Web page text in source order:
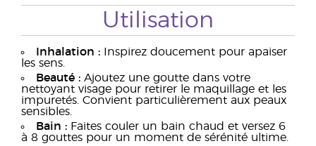
Utilisation
Inhalation : Inspirez doucement pour apaiser
les sens.
Beauté : Ajoutez une goutte dans votre
nettoyant visage pour retirer le maquillage et les
impuretés. Convient particulièrement aux peaux
sensibles.
Bain : Faites couler un bain chaud et versez 6
à 8 gouttes pour un moment de sérénité ultime.